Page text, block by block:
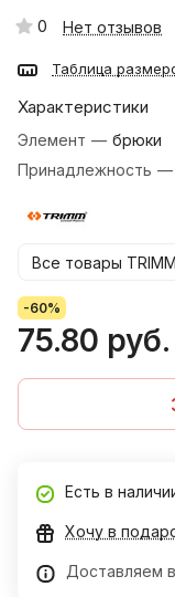
0 Нет отзывов
Таблица
Характеристики
Элемент — брюки
Принадлежность —
Все товары TRIMM
-60%
75.80 руб.
Есть в
Хочу в
Доставляем